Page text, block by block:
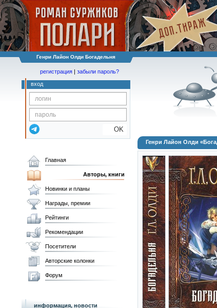
Генри Лайон Олди Богадельня
регистрация | забыли пароль?
вход
OK
Генри Лайон Олди
Главная
Авторы, книги
Новинки и планы
Награды, премии
Рейтинги
Рекомендации
Посетители
Авторские колонки
Форум
информация, новости